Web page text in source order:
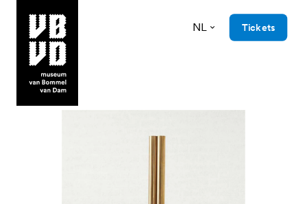
museum van Bommel van Dam
NL Tickets